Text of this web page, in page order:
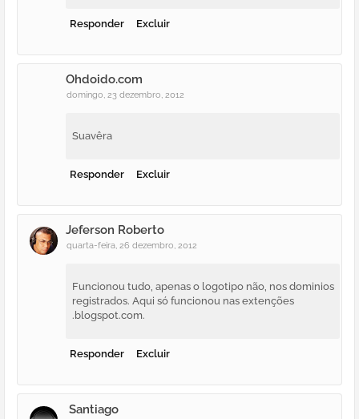
Responder Excluir
Ohdoido.com
domingo, 23 dezembro, 2012
Suavêra
Responder Excluir
Jeferson Roberto
quarta-feira, 26 dezembro, 2012
Funcionou tudo, apenas o logotipo não, nos dominios
registrados. Aqui só funcionou nas extenções
.blogspot.com.
Responder Excluir
Santiago